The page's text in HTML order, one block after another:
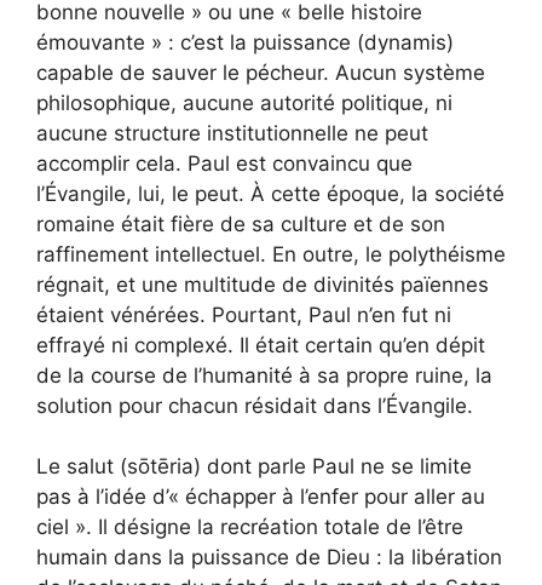
bonne nouvelle » ou une « belle histoire
émouvante » : c’est la puissance (dynamis)
capable de sauver le pécheur. Aucun système
philosophique, aucune autorité politique, ni
aucune structure institutionnelle ne peut
accomplir cela. Paul est convaincu que
l’Évangile, lui, le peut. À cette époque, la société
romaine était fière de sa culture et de son
raffinement intellectuel. En outre, le polythéisme
régnait, et une multitude de divinités païennes
étaient vénérées. Pourtant, Paul n’en fut ni
effrayé ni complexé. Il était certain qu’en dépit
de la course de l’humanité à sa propre ruine, la
solution pour chacun résidait dans l’Évangile.
Le salut (sōtēria) dont parle Paul ne se limite
pas à l’idée d’« échapper à l’enfer pour aller au
ciel ». Il désigne la recréation totale de l’être
humain dans la puissance de Dieu : la libération